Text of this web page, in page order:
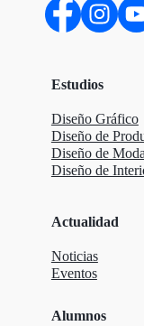
Estudios
Diseño Gráfico
Diseño de
Diseño de Moda
Diseño de
Actualidad
Noticias
Eventos
Alumnos